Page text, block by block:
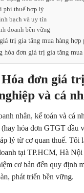
phí thuế hợp lý
bạch và uy tín
doanh bền vững
trị gia tăng mua hàng hợp
hóa đơn giá trị gia tăng
đơn giá
và cá
nhân, kế toán và cá
(hay hóa đơn GTGT
lý từ cơ quan thuế.
tại TP.HCM, Hà
cơ bản đến quy định
phát triển bền vững.